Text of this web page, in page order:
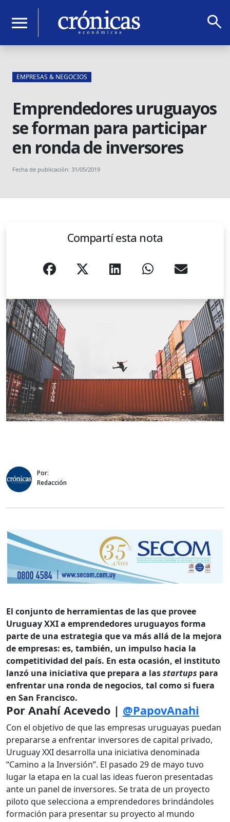
menu search
EMPRESAS & NEGOCIOS
Emprendedores uruguayos
se forman para participar
en ronda de inversores
Fecha de publicación: 31/05/2019
Compartí esta nota
Por:
Redacción
El conjunto de herramientas de las que provee
Uruguay XXI a emprendedores uruguayos forma
parte de una estrategia que va más allá de la mejora
de empresas: es, también, un impulso hacia la
competitividad del país. En esta ocasión, el instituto
lanzó una iniciativa que prepara a lasstartups para
enfrentar una ronda de negocios, tal como si fuera
en San Francisco.
Por Anahí Acevedo | @PapovAnahi
Con el objetivo de que las empresas uruguayas puedan
prepararse a enfrentar inversores de capital privado,
Uruguay XXI desarrolla una iniciativa denominada
“Camino a la Inversión”. El pasado 29 de mayo tuvo
lugar la etapa en la cual las ideas fueron presentadas
ante un panel de inversores. Se trata de un proyecto
piloto que selecciona a emprendedores brindándoles
formación para presentar su proyecto al mundo